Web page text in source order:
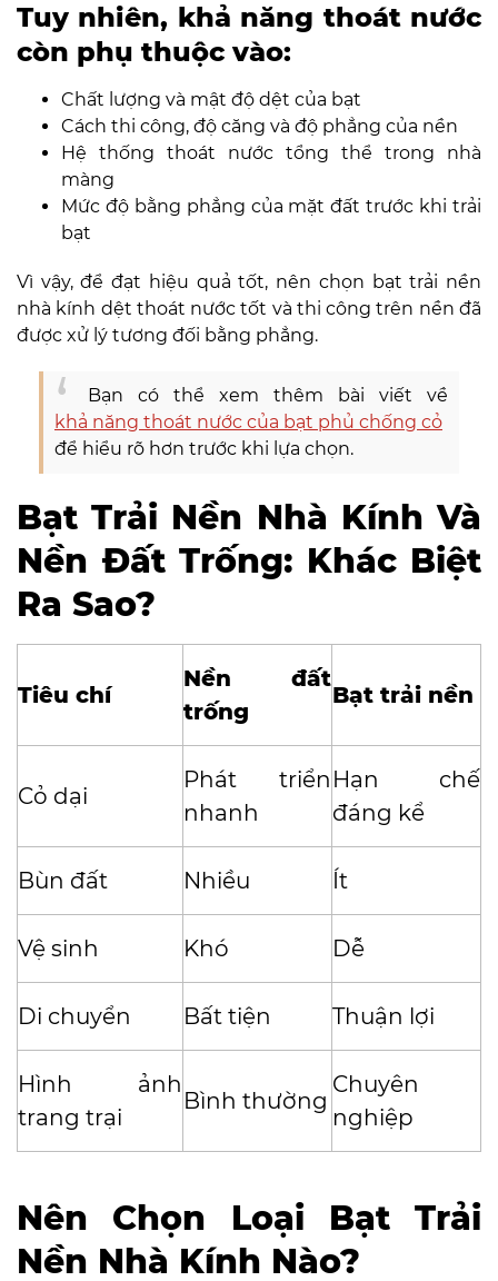
Tuy nhiên, khả năng thoát nước
còn phụ thuộc vào:
Chất lượng và mật độ dệt của bạt
Cách thi công, độ căng và độ phẳng của nền
Hệ thống thoát nước tổng thể trong nhà
màng
Mức độ bằng phẳng của mặt đất trước khi trải
bạt
Vì vậy, để đạt hiệu quả tốt, nên chọn bạt trải nền
nhà kính dệt thoát nước tốt và thi công trên nền đã
được xử lý tương đối bằng phẳng.
Bạn có thể xem thêm bài viết về
khả năng thoát nước của bạt phủ chống cỏ
để hiểu rõ hơn trước khi lựa chọn.
Bạt Trải Nền Nhà Kính Và
Nền Đất Trống: Khác Biệt
Ra Sao?
Tiêu chí
Nền đất
trống
Bạt trải nền
Cỏ dại
Phát triển
nhanh
Hạn chế
đáng kể
Bùn đất Nhiều Ít
Vệ sinh Khó Dễ
Di chuyển Bất tiện Thuận lợi
Hình ảnh
trang trại
Bình thường
Chuyên
nghiệp
Nên Chọn Loại Bạt Trải
Nền Nhà Kính Nào?